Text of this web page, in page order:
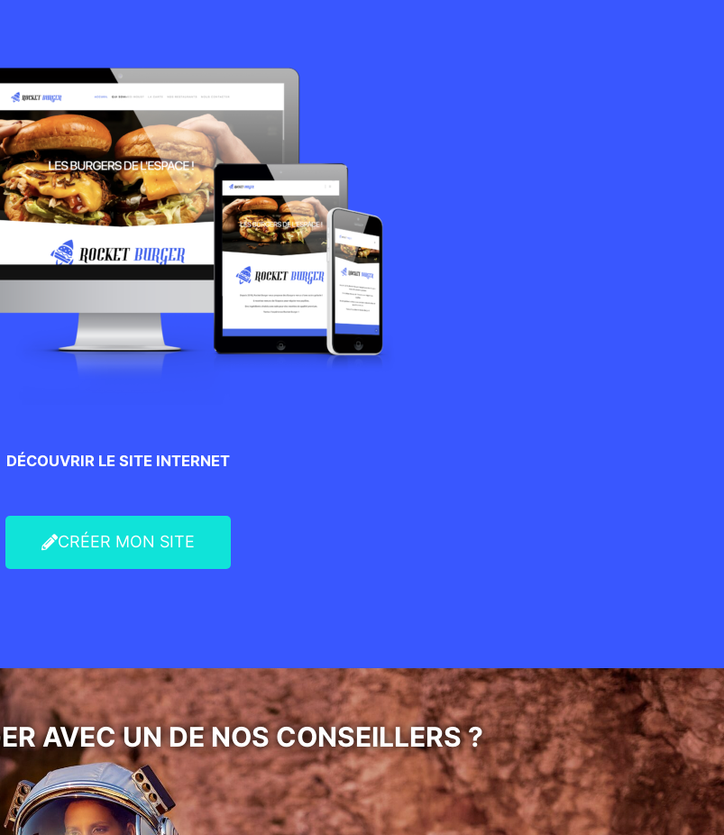
DÉCOUVRIR LE SITE INTERNET
CRÉER MON SITE
AVEC UN DE NOS CONSEILLERS ?